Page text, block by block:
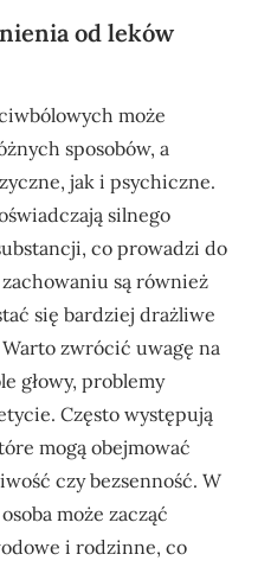
od leków
może
sposobów, a
jak i psychiczne.
silnego
co prowadzi do
są również
się bardziej drażliwe
zwrócić uwagę na
głowy, problemy
Często występują
mogą obejmować
czy bezsenność. W
może zacząć
i rodzinne, co